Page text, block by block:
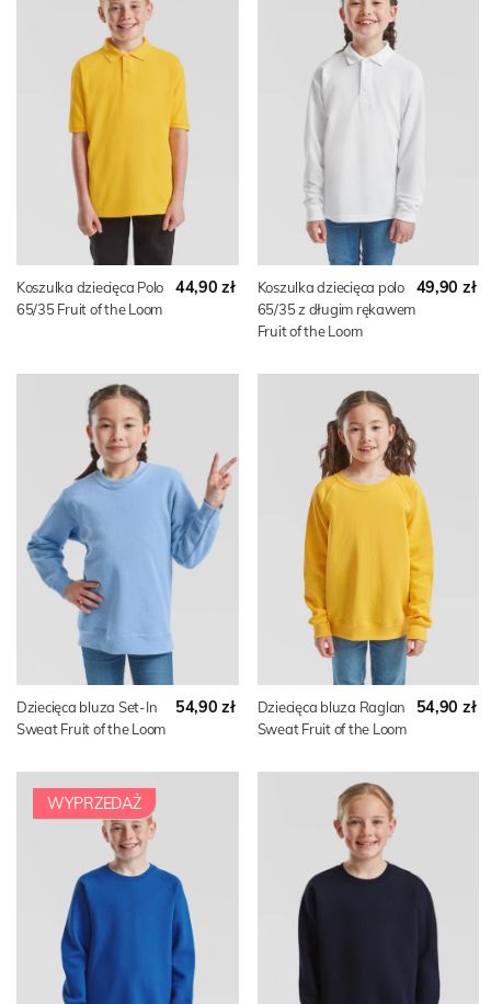
Koszulka dziecięca Polo
65/35 Fruit of the Loom
44,90 zł
Koszulka dziecięca polo
65/35 z długim rękawem
Fruit of the Loom
49,90 zł
Dziecięca bluza Set-In
Sweat Fruit of the Loom
54,90 zł
Dziecięca bluza Raglan
Sweat Fruit of the Loom
54,90 zł
WYPRZEDAŻ